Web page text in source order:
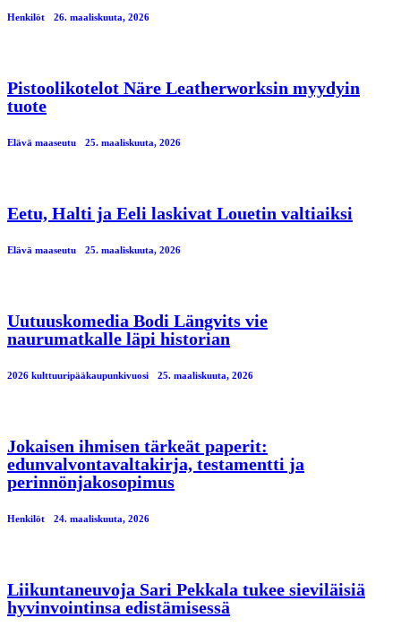
Henkilöt 26. maaliskuuta, 2026
Pistoolikotelot Näre Leatherworksin myydyin
tuote
Elävä maaseutu 25. maaliskuuta, 2026
Eetu, Halti ja Eeli laskivat Louetin valtiaiksi
Elävä maaseutu 25. maaliskuuta, 2026
Uutuuskomedia Bodi Längvits vie
naurumatkalle läpi historian
2026 kulttuuripääkaupunkivuosi 25. maaliskuuta, 2026
Jokaisen ihmisen tärkeät paperit:
edunvalvontavaltakirja, testamentti ja
perinnönjakosopimus
Henkilöt 24. maaliskuuta, 2026
Liikuntaneuvoja Sari Pekkala tukee sieviläisiä
hyvinvointinsa edistämisessä